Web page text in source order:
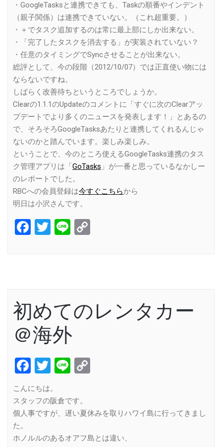
・GoogleTasksと連携できても、Taskの順番やインデント
（親子関係）は連携できていない。（これ超重要。）
・＋でタスク追加するのは常に最上部にしか出来ない。
・「完了したタスクを消去する」が実装されていない？
・任意のタイミングでSyncさせることが出来ない。
総評として、今の段階（2012/10/07）では正直使い物には
ならないですね。
しばらく改善待ちというところでしょうか。
Clearの1.1.1のUpdateのコメントに「すぐに次のClearアッ
プデートでより多くのニュースを発表します！」とあるの
で、そろそろGoogleTasksあたりと連携してくれるんじゃ
ないのかと踏んでいます。楽しみ楽しみ。
ということで、今のところ使えるGoogleTasks連携のタス
ク管理アプリは「GoTasks 」が一番と思っているなかしー
のレポートでした。
RBCへの会員登録は今すぐこちらから
明日は小沢さんです。
Facebook
Twitter
Line
初めてのレンタカー
＠海外
Facebook
Twitter
Line
こんにちは。
スタッフの阪倉です。
個人事ですが、遅い夏休みを取りハワイ島に行ってきまし
た。
ホノルルのあるオアフ島とは違い、